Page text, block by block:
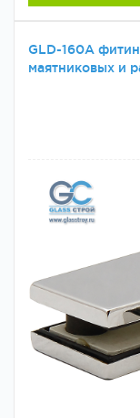
GLD-160A
маятниковых и